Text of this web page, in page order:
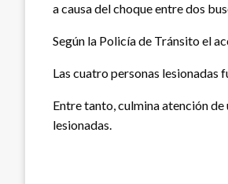
a causa del choque entre dos
Según la Policía de Tránsito el
Las cuatro personas lesionadas
Entre tanto, culmina atención
lesionadas.